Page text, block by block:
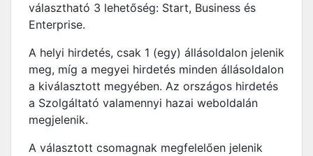
választható 3 lehetőség: Start, Business és
Enterprise.
A helyi hirdetés, csak 1 (egy) állásoldalon jelenik
meg, míg a megyei hirdetés minden állásoldalon
a kiválasztott megyében. Az országos hirdetés
a Szolgáltató valamennyi hazai weboldalán
megjelenik.
A választott csomagnak megfelelően jelenik